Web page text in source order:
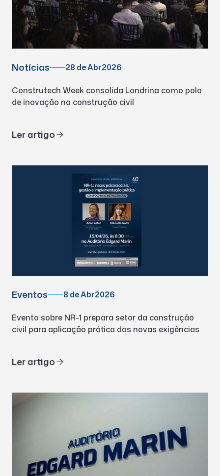
Notícias 28 de Abr2026
Construtech Week consolida Londrina como polo
de inovação na construção civil
Ler artigo
Eventos 8 de Abr2026
Evento sobre NR-1 prepara setor da construção
civil para aplicação prática das novas exigências
Ler artigo